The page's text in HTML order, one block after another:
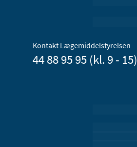
Kontakt Lægemiddelstyrelsen
44 88 95 95 (kl. 9 - 15)